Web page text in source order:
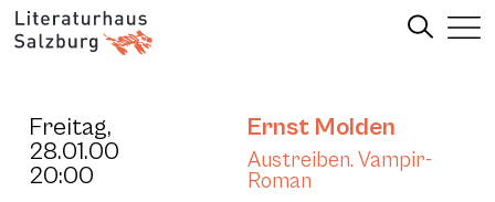
Freitag,
28.01.00
20:00
Ernst Molden
Austreiben. Vampir-
Roman